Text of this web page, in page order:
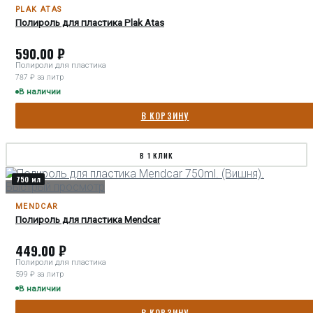
PLAK ATAS
Полироль для пластика Plak Atas
590.00 ₽
Полироли для пластика
787 ₽ за литр
В наличии
В КОРЗИНУ
В 1 КЛИК
750 мл
Быстрый просмотр
MENDCAR
Полироль для пластика Mendcar
449.00 ₽
Полироли для пластика
599 ₽ за литр
В наличии